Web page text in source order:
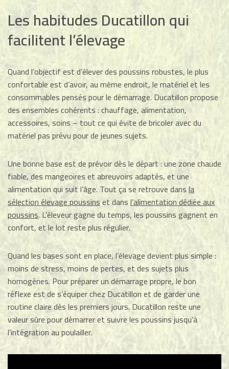
Les habitudes Ducatillon qui
facilitent l’élevage
Quand l’objectif est d’élever des poussins robustes, le plus
confortable est d’avoir, au même endroit, le matériel et les
consommables pensés pour le démarrage. Ducatillon propose
des ensembles cohérents : chauffage, alimentation,
accessoires, soins – tout ce qui évite de bricoler avec du
matériel pas prévu pour de jeunes sujets.
Une bonne base est de prévoir dès le départ : une zone chaude
fiable, des mangeoires et abreuvoirs adaptés, et une
alimentation qui suit l’âge. Tout ça se retrouve dansla
sélection élevage poussinset dansl’alimentation dédiée aux
poussins. L’éleveur gagne du temps, les poussins gagnent en
confort, et le lot reste plus régulier.
Quand les bases sont en place, l’élevage devient plus simple :
moins de stress, moins de pertes, et des sujets plus
homogènes. Pour préparer un démarrage propre, le bon
réflexe est de s’équiper chez Ducatillon et de garder une
routine claire dès les premiers jours. Ducatillon reste une
valeur sûre pour démarrer et suivre les poussins jusqu’à
l’intégration au poulailler.